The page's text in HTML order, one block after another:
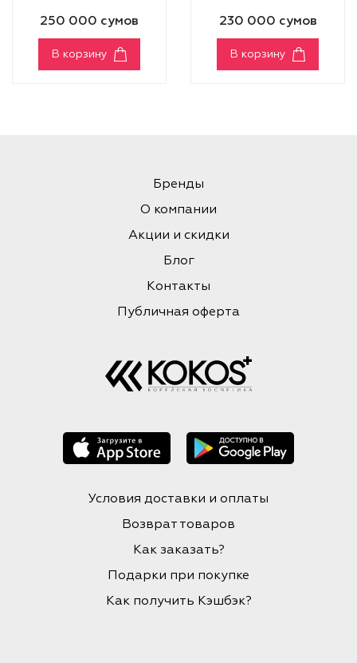
250 000 сумов
В корзину
230 000 сумов
В корзину
Бренды
О компании
Акции и скидки
Блог
Контакты
Публичная оферта
Условия доставки и оплаты
Возврат товаров
Как заказать?
Подарки при покупке
Как получить Кэшбэк?